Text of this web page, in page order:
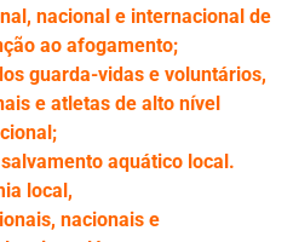
nacional e internacional de
ao afogamento;
guarda-vidas e voluntários,
e atletas de alto nível
aquático local.
local,
nacionais e